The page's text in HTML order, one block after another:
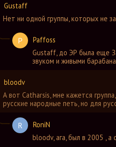
Gustaff
Нет ни одной группы, которых не
P
Paffoss
Gustaff до ЭР была еще
звуком и живыми
bloodv
А вот Catharsis, мне кажется
русские народные петь, но для
R
RoniN
bloodv, ага, был в 2005 , а